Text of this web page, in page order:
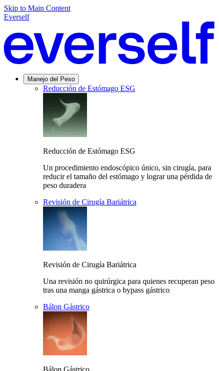
Skip to Main Content
Everself
Manejo del Peso
Reducción de Estómago ESG
Reducción de Estómago ESG
Un procedimiento endoscópico único, sin cirugía, para
reducir el tamaño del estómago y lograr una pérdida de
peso duradera
Revisión de Cirugía Bariátrica
Revisión de Cirugía Bariátrica
Una revisión no quirúrgica para quienes recuperan peso
tras una manga gástrica o bypass gástrico
Bálon Gástrico
Bálon Gástrico